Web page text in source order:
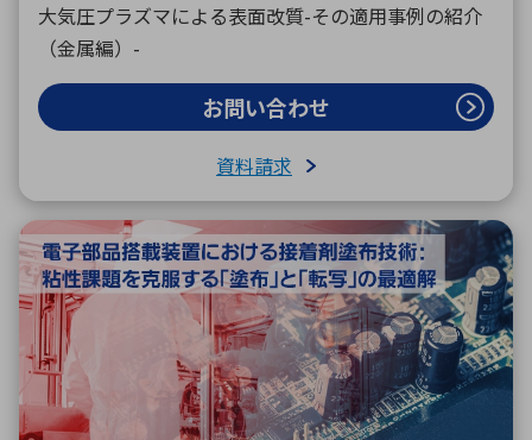
大気圧プラズマによる表面改質-その適用事例の紹介
（金属編）-
お問い合わせ
資料請求